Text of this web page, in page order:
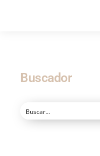
Buscador